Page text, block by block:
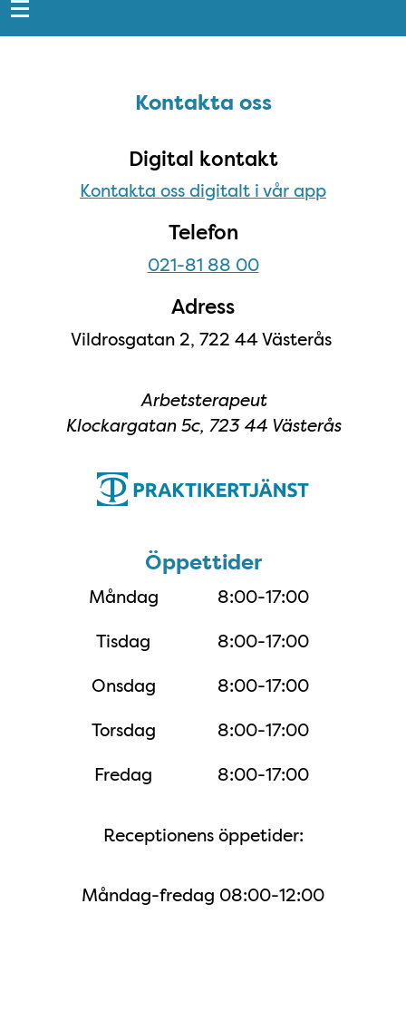
Kontakta ossKontakta oss
Digital kontakt
Kontakta oss digitalt i vår app
Telefon
021-81 88 00
Adress
Vildrosgatan 2, 722 44 Västerås
Arbetsterapeut
Klockargatan 5c, 723 44 Västerås
Öppettider
Måndag
8:00-17:00
Tisdag
8:00-17:00
Onsdag
8:00-17:00
Torsdag
8:00-17:00
Fredag
8:00-17:00
Receptionens öppetider:
Måndag-fredag 08:00-12:00